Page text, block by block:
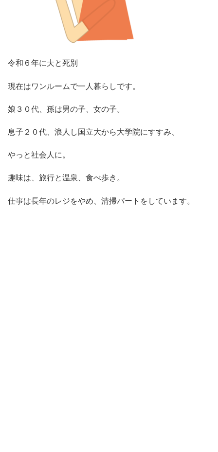
令和６年に夫と死別
現在はワンルームで一人暮らしです。
娘３０代、孫は男の子、女の子。
息子２０代、浪人し国立大から大学院にすすみ、
やっと社会人に。
趣味は、旅行と温泉、食べ歩き。
仕事は長年のレジをやめ、清掃パートをしています。